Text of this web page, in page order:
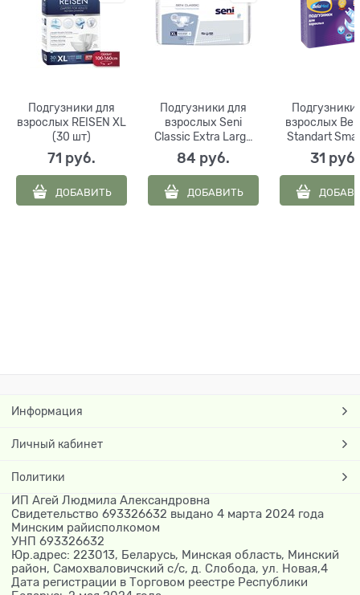
Подгузники для
взрослых REISEN XL
(30 шт)
71 руб.
ДОБАВИТЬ
Подгузники для
взрослых Seni
Classic Extra Large
(30 шт.)
84 руб.
ДОБАВИТЬ
Подгузники
взрослых
Standart
штук)
31 руб.
Информация
Личный кабинет
Политики
ИП Агей Людмила Александровна
Свидетельство 693326632 выдано 4 марта 2024 года
Минским райисполкомом
УНП 693326632
Юр.адрес: 223013, Беларусь, Минская область, Минский
район, Самохваловичский с/с, д. Слобода, ул. Новая,4
Дата регистрации в Торговом реестре Республики